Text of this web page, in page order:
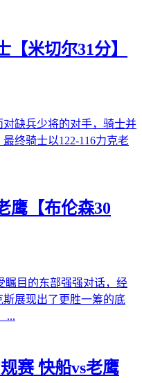
【米切尔31分】
缺兵少将的对手，骑士并
终骑士以122-116力克老
鹰【布伦森30
瞩目的东部强强对话，经
展现出了更胜一筹的底
...
赛 快船vs老鹰